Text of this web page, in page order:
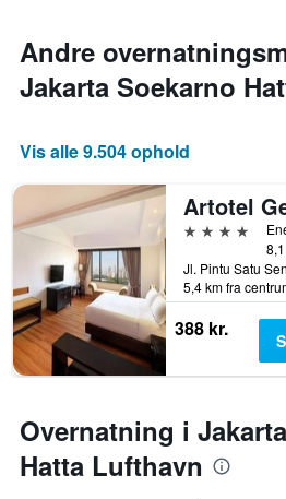
Andre
Jakarta Soekarno
Vis alle 9.504 ophold
4 stjerner
8,1
5,4 km fra
388 kr.
Overnatning i
Hatta Lufthavn